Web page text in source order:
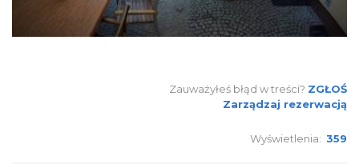
Zauważyłeś błąd w treści? ZGŁOŚ
Zarządzaj rezerwacją
Wyświetlenia: 359